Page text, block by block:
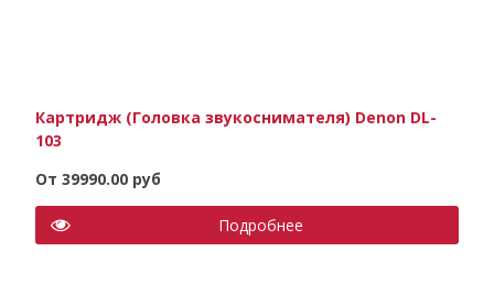
Картридж (Головка звукоснимателя) Denon DL-
103
От 39990.00 руб
Подробнее